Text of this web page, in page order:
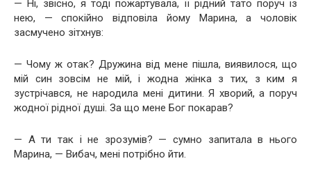
— Ні, звісно, я тоді пожартувала, її рідний тато поруч із
нею, — спокійно відповіла йому Марина, а чоловік
засмучено зітхнув:
— Чому ж отак? Дружина від мене пішла, виявилося, що
мій син зовсім не мій, і жодна жінка з тих, з ким я
зустрічався, не народила мені дитини. Я хворий, а поруч
жодної рідної душі. За що мене Бог покарав?
— А ти так і не зрозумів? — сумно запитала в нього
Марина, — Вибач, мені потрібно йти.